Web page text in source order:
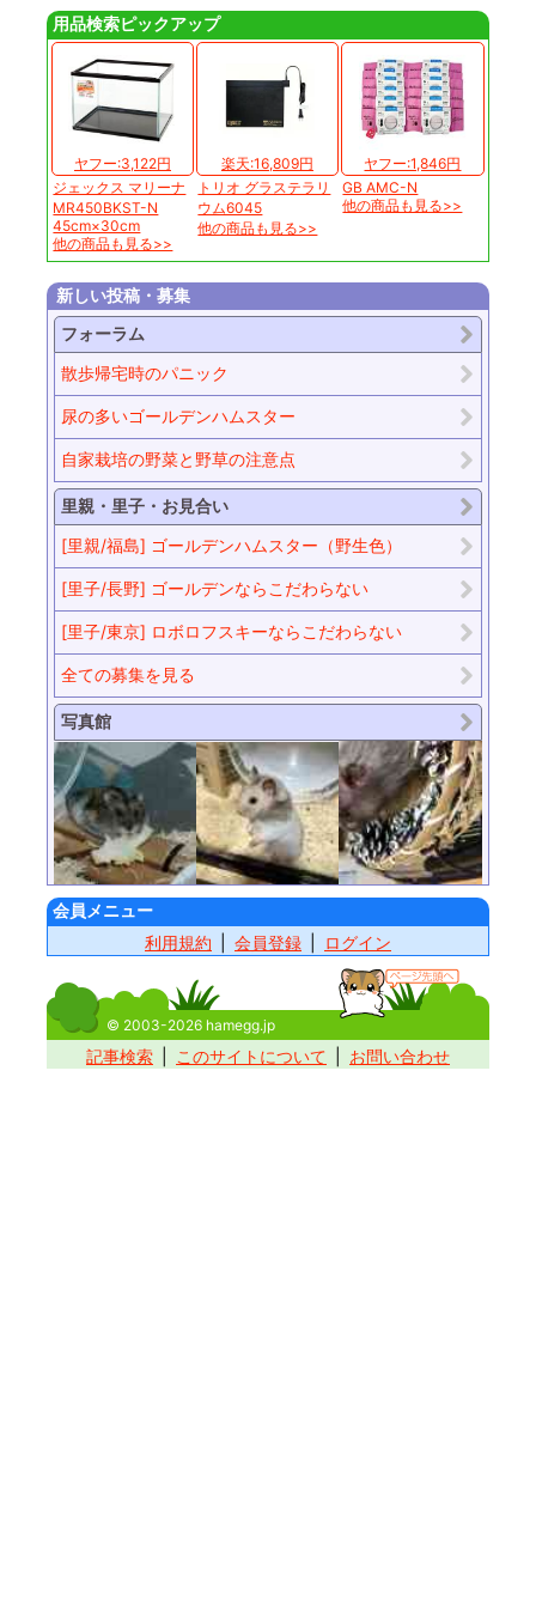
用品検索ピックアップ
ヤフー:3,122円
ジェックス マリーナ
MR450BKST-N
45cm×30cm
他の商品も見る>>
楽天:16,809円
トリオ グラステラリ
ウム6045
他の商品も見る>>
ヤフー:1,846円
GB AMC-N
他の商品も見る>>
新しい投稿・募集
フォーラム
散歩帰宅時のパニック
尿の多いゴールデンハムスター
自家栽培の野菜と野草の注意点
里親・里子・お見合い
[里親/福島] ゴールデンハムスター（野生色）
[里子/長野] ゴールデンならこだわらない
[里子/東京] ロボロフスキーならこだわらない
全ての募集を見る
写真館
会員メニュー
利用規約
会員登録 ログイン
© 2003-2026 hamegg.jp
記事検索 このサイトについて お問い合わせ